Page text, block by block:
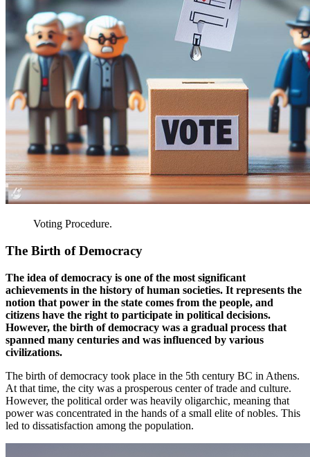
Voting Procedure.
The Birth of Democracy
The idea of democracy is one of the most significant
achievements in the history of human societies. It represents the
notion that power in the state comes from the people, and
citizens have the right to participate in political decisions.
However, the birth ofdemocracy was a gradual process that
spanned many centuries and was influenced by various
civilizations.
The birth ofdemocracy took place in the 5th century BC in Athens.
At that time, the city was a prosperous centerof trade and culture.
However, the political orderwas heavily oligarchic, meaning that
powerwas concentrated in the hands of a small elite of nobles. This
led to dissatisfaction among the population.